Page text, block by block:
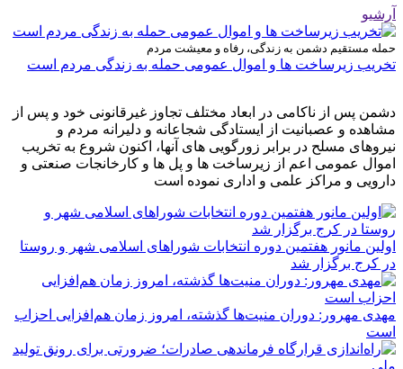
آرشیو
حمله مستقیم دشمن به زندگی، رفاه و معیشت مردم
تخریب زیرساخت ها و اموال عمومی حمله به زندگی مردم است
دشمن پس از ناکامی در ابعاد مختلف تجاوز غیرقانونی خود و پس از
مشاهده و عصبانیت از ایستادگی شجاعانه و دلیرانه مردم و
نیروهای مسلح در برابر زورگویی های آنها، اکنون شروع به تخریب
اموال عمومی اعم از زیرساخت ها و پل ها و کارخانجات صنعتی و
دارویی و مراکز علمی و اداری نموده است
اولین مانور هفتمین دوره انتخابات شوراهای اسلامی شهر و روستا
در کرج برگزار شد
مهدی مهرور: دوران منیت‌ها گذشته، امروز زمان هم‌افزایی احزاب
است